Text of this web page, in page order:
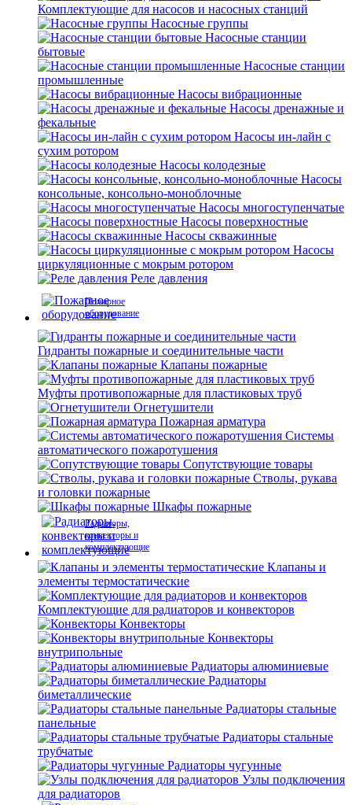
Комплектующие для насосов и насосных станций
Насосные группы
Насосные станции
бытовые
Насосные станции
промышленные
Насосы вибрационные
Насосы дренажные и
фекальные
Насосы ин-лайн с
сухим ротором
Насосы колодезные
Насосы
консольные, консольно-моноблочные
Насосы многоступенчатые
Насосы поверхностные
Насосы скважинные
Насосы
циркуляционные с мокрым ротором
Реле давления
Пожарное
оборудование
Гидранты пожарные и соединительные части
Клапаны пожарные
Муфты противопожарные для пластиковых труб
Огнетушители
Пожарная арматура
Системы
автоматического пожаротушения
Сопутствующие товары
Стволы, рукава
и головки пожарные
Шкафы пожарные
Радиаторы,
конвекторы и
комплектующие
Клапаны и
элементы термостатические
Комплектующие для радиаторов и конвекторов
Конвекторы
Конвекторы
внутрипольные
Радиаторы алюминиевые
Радиаторы
биметаллические
Радиаторы стальные
панельные
Радиаторы стальные
трубчатые
Радиаторы чугунные
Узлы подключения
для радиаторов